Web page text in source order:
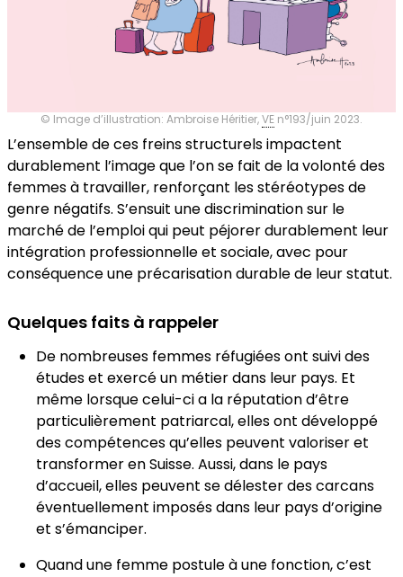
© Image d’illustration: Ambroise Héritier,VE n°193/juin 2023.
L’ensemble de ces freins structurels impactent
durablement l’image que l’on se fait de la volonté des
femmes à travailler, renforçant les stéréotypes de
genre négatifs. S’ensuit une discrimination sur le
marché de l’emploi qui peut péjorer durablement leur
intégration professionnelle et sociale, avec pour
conséquence une précarisation durable de leur statut.
Quelques faits à rappeler
De nombreuses femmes réfugiées ont suivi des
études et exercé un métier dans leur pays. Et
même lorsque celui-ci a la réputation d’être
particulièrement patriarcal, elles ont développé
des compétences qu’elles peuvent valoriser et
transformer en Suisse. Aussi, dans le pays
d’accueil, elles peuvent se délester des carcans
éventuellement imposés dans leur pays d’origine
et s’émanciper.
Quand une femme postule à une fonction, c’est